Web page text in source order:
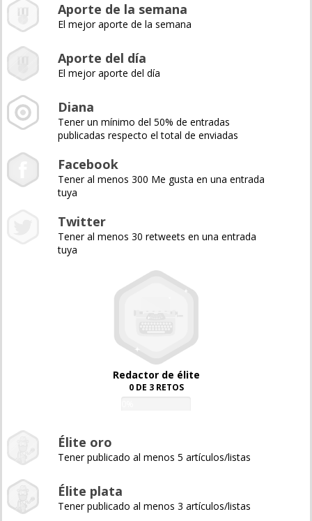
Aporte de la semana
El mejor aporte de la semana
Aporte del día
El mejor aporte del día
Diana
Tener un mínimo del 50% de entradas
publicadas respecto el total de enviadas
Facebook
Tener al menos 300 Me gusta en una entrada
tuya
Twitter
Tener al menos 30 retweets en una entrada
tuya
Redactor de élite
0 DE 3 RETOS
Élite oro
Tener publicado al menos 5 artículos/listas
Élite plata
Tener publicado al menos 3 artículos/listas